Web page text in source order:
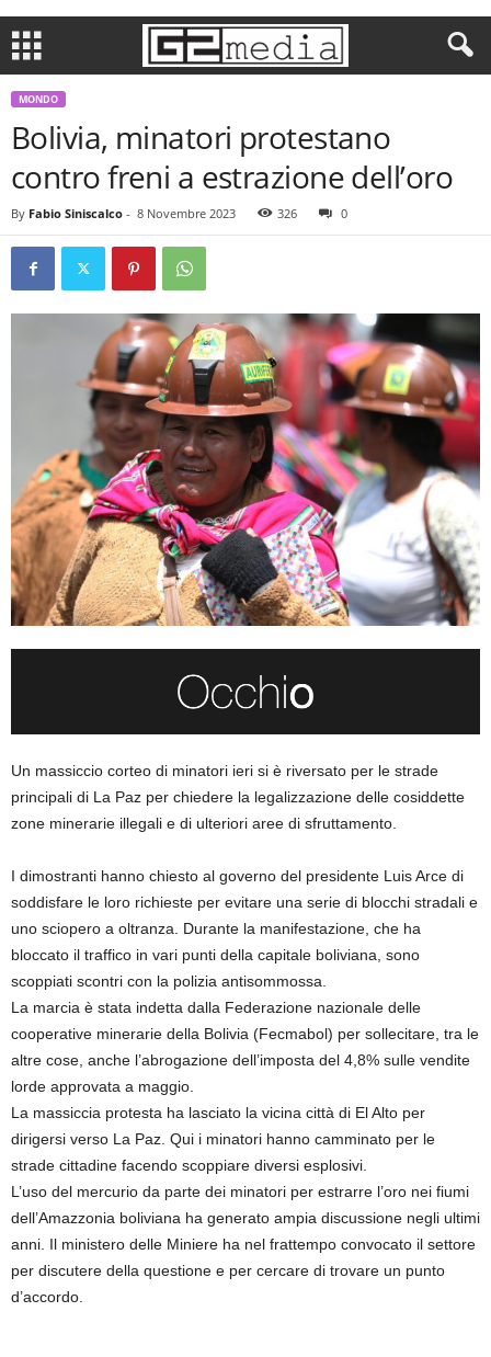
MONDO
Bolivia, minatori protestano
contro freni a estrazione dell’oro
By Fabio Siniscalco - 8 Novembre 2023 326 0
Un massiccio corteo di minatori ieri si è riversato per le strade
principali di La Paz per chiedere la legalizzazione delle cosiddette
zone minerarie illegali e di ulteriori aree di sfruttamento.
I dimostranti hanno chiesto al governo del presidente Luis Arce di
soddisfare le loro richieste per evitare una serie di blocchi stradali e
uno sciopero a oltranza. Durante la manifestazione, che ha
bloccato il traffico in vari punti della capitale boliviana, sono
scoppiati scontri con la polizia antisommossa.
La marcia è stata indetta dalla Federazione nazionale delle
cooperative minerarie della Bolivia (Fecmabol) per sollecitare, tra le
altre cose, anche l’abrogazione dell’imposta del 4,8% sulle vendite
lorde approvata a maggio.
La massiccia protesta ha lasciato la vicina città di El Alto per
dirigersi verso La Paz. Qui i minatori hanno camminato per le
strade cittadine facendo scoppiare diversi esplosivi.
L’uso del mercurio da parte dei minatori per estrarre l’oro nei fiumi
dell’Amazzonia boliviana ha generato ampia discussione negli ultimi
anni. Il ministero delle Miniere ha nel frattempo convocato il settore
per discutere della questione e per cercare di trovare un punto
d’accordo.